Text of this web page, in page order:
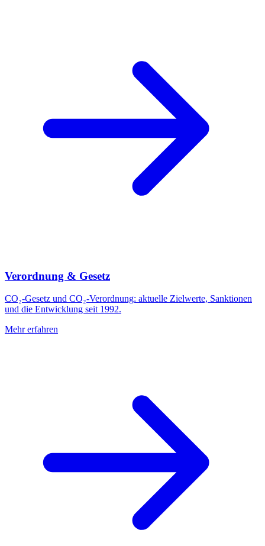
Verordnung & Gesetz
CO₂-Gesetz und CO₂-Verordnung: aktuelle Zielwerte, Sanktionen
und die Entwicklung seit 1992.
Mehr erfahren